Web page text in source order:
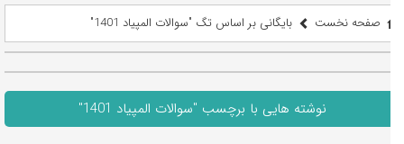
صفحه نخست بایگانی بر اساس تگ "سوالات المپیاد 1401"
نوشته هایی با برچسب "سوالات المپیاد 1401"